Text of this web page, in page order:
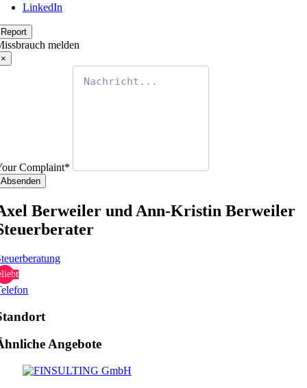
LinkedIn
Report
melden
×
Complaint*
Absenden
Berweiler und Ann-Kristin Berweiler
Angebote